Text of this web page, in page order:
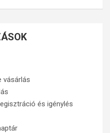
vásárlás
és igénylés